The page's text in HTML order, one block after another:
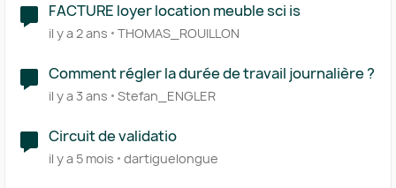
FACTURE loyer location meuble sci is
il y a 2 ans THOMAS_ROUILLON
Comment régler la durée de travail journalière ?
il y a 3 ans Stefan_ENGLER
Circuit de validatio
il y a 5 mois dartiguelongue